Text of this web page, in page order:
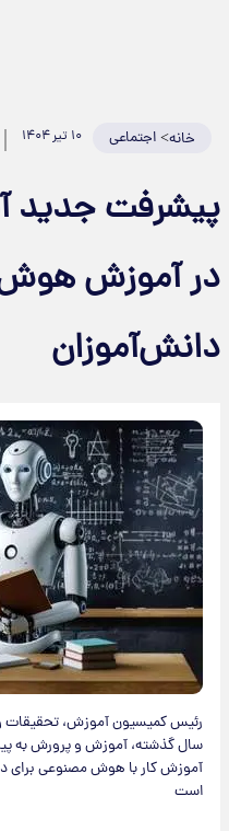
خانه>اجتماعی ۱۰ تیر ۱۴۰۴
پیشرفت جدید
در آموزش
دانش‌آموزان
رئیس کمیسیون آموزش، تحقیقات
سال گذشته، آموزش و پرورش به
آموزش کار با هوش مصنوعی برای
است